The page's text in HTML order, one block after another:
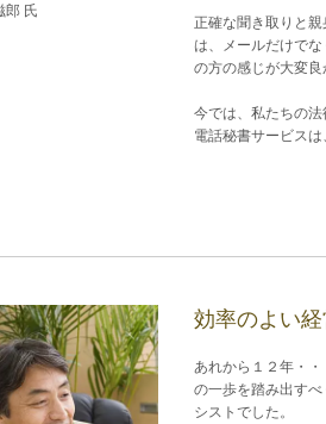
郎 氏
正確な聞き取りと
は、メールだけで
の方の感じが大変良
今では、私たちの
電話秘書サービスは
効率のよい
あれから１２年・
の一歩を踏み出す
シストでした。